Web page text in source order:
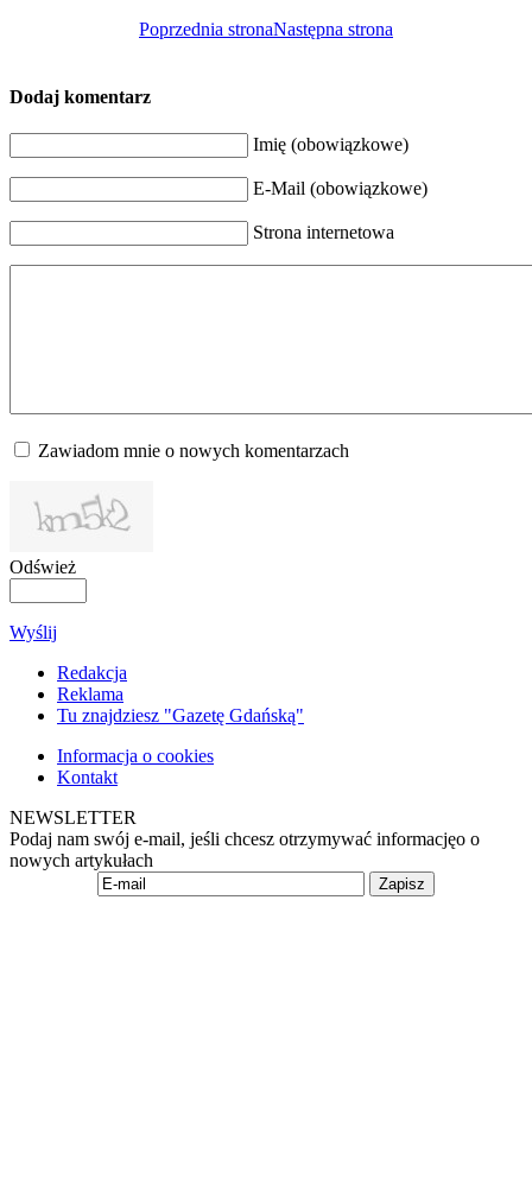
Poprzednia stronaNastępna strona
Dodaj komentarz
Imię (obowiązkowe)
E-Mail (obowiązkowe)
Strona internetowa
Zawiadom mnie o nowych komentarzach
Odśwież
Wyślij
Redakcja
Reklama
Tu znajdziesz "Gazetę Gdańską"
Informacja o cookies
Kontakt
NEWSLETTER
Podaj nam swój e-mail, jeśli chcesz otrzymywać informacjęo o
nowych artykułach
Zapisz